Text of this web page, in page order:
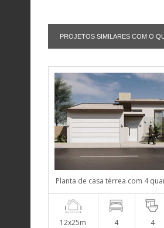
PROJETOS SIMILARES COM O
Planta de casa térrea com 4
12x25m 4 4